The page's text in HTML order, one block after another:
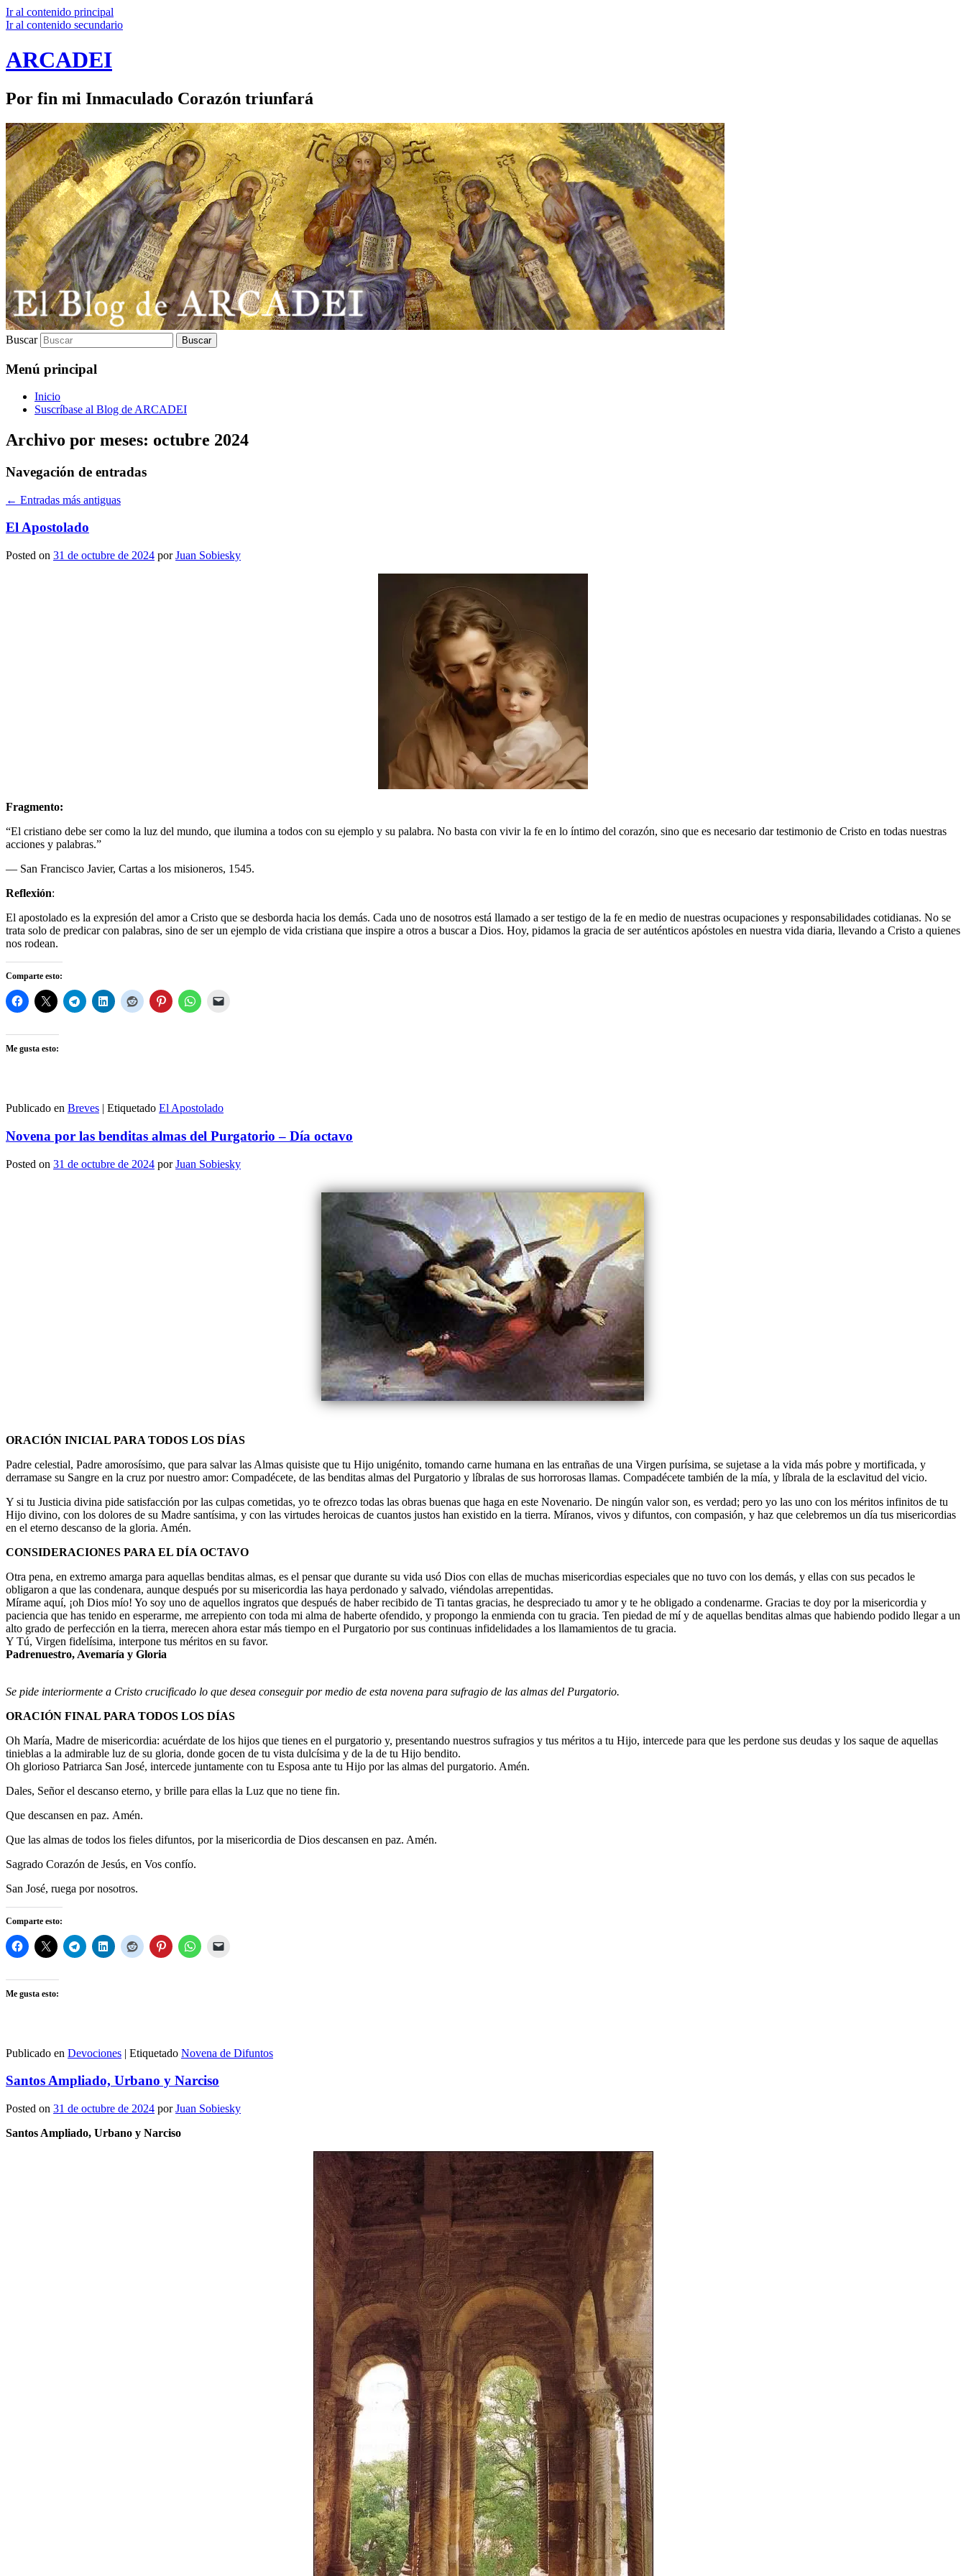
Ir al contenido principal
Ir al contenido secundario
ARCADEI
Por fin mi Inmaculado Corazón triunfará
Buscar
Menú principal
Inicio
Suscríbase al Blog de ARCADEI
Archivo por meses: octubre 2024
Navegación de entradas
← Entradas más antiguas
El Apostolado
Posted on 31 de octubre de 2024 porJuan Sobiesky
Fragmento:
“El cristiano debe ser como la luz del mundo, que ilumina a todos con su ejemplo y su palabra. No basta con vivir la fe en lo íntimo del corazón, sino que es necesario dar testimonio de Cristo en todas nuestras
acciones y palabras.”
— San Francisco Javier, Cartas a los misioneros, 1545.
Reflexión:
El apostolado es la expresión del amor a Cristo que se desborda hacia los demás. Cada uno de nosotros está llamado a ser testigo de la fe en medio de nuestras ocupaciones y responsabilidades cotidianas. No se
trata solo de predicar con palabras, sino de ser un ejemplo de vida cristiana que inspire a otros a buscar a Dios. Hoy, pidamos la gracia de ser auténticos apóstoles en nuestra vida diaria, llevando a Cristo a quienes
nos rodean.
Comparte esto:
Me gusta esto:
Publicado en Breves | Etiquetado El Apostolado
Novena por las benditas almas del Purgatorio – Día octavo
Posted on 31 de octubre de 2024 porJuan Sobiesky
ORACIÓN INICIAL PARA TODOS LOS DÍAS
Padre celestial, Padre amorosísimo, que para salvar las Almas quisiste que tu Hijo unigénito, tomando carne humana en las entrañas de una Virgen purísima, se sujetase a la vida más pobre y mortificada, y
derramase su Sangre en la cruz por nuestro amor: Compadécete, de las benditas almas del Purgatorio y líbralas de sus horrorosas llamas. Compadécete también de la mía, y líbrala de la esclavitud del vicio.
Y si tu Justicia divina pide satisfacción por las culpas cometidas, yo te ofrezco todas las obras buenas que haga en este Novenario. De ningún valor son, es verdad; pero yo las uno con los méritos infinitos de tu
Hijo divino, con los dolores de su Madre santísima, y con las virtudes heroicas de cuantos justos han existido en la tierra. Míranos, vivos y difuntos, con compasión, y haz que celebremos un día tus misericordias
en el eterno descanso de la gloria. Amén.
CONSIDERACIONES PARA EL DÍA OCTAVO
Otra pena, en extremo amarga para aquellas benditas almas, es el pensar que durante su vida usó Dios con ellas de muchas misericordias especiales que no tuvo con los demás, y ellas con sus pecados le
obligaron a que las condenara, aunque después por su misericordia las haya perdonado y salvado, viéndolas arrepentidas.
Mírame aquí, ¡oh Dios mío! Yo soy uno de aquellos ingratos que después de haber recibido de Ti tantas gracias, he despreciado tu amor y te he obligado a condenarme. Gracias te doy por la misericordia y
paciencia que has tenido en esperarme, me arrepiento con toda mi alma de haberte ofendido, y propongo la enmienda con tu gracia. Ten piedad de mí y de aquellas benditas almas que habiendo podido llegar a un
alto grado de perfección en la tierra, merecen ahora estar más tiempo en el Purgatorio por sus continuas infidelidades a los llamamientos de tu gracia.
Y Tú, Virgen fidelísima, interpone tus méritos en su favor.
Padrenuestro, Avemaría y Gloria
Se pide interiormente a Cristo crucificado lo que desea conseguir por medio de esta novena para sufragio de las almas del Purgatorio.
ORACIÓN FINAL PARA TODOS LOS DÍAS
Oh María, Madre de misericordia: acuérdate de los hijos que tienes en el purgatorio y, presentando nuestros sufragios y tus méritos a tu Hijo, intercede para que les perdone sus deudas y los saque de aquellas
tinieblas a la admirable luz de su gloria, donde gocen de tu vista dulcísima y de la de tu Hijo bendito.
Oh glorioso Patriarca San José, intercede juntamente con tu Esposa ante tu Hijo por las almas del purgatorio. Amén.
Dales, Señor el descanso eterno, y brille para ellas la Luz que no tiene fin.
Que descansen en paz. Amén.
Que las almas de todos los fieles difuntos, por la misericordia de Dios descansen en paz. Amén.
Sagrado Corazón de Jesús, en Vos confío.
San José, ruega por nosotros.
Comparte esto:
Me gusta esto:
Publicado en Devociones | Etiquetado Novena de Difuntos
Santos Ampliado, Urbano y Narciso
Posted on 31 de octubre de 2024 porJuan Sobiesky
Santos Ampliado, Urbano y Narciso